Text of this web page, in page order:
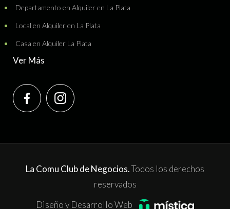
Departamento en Alquiler en La Plata
Local en Alquiler en La Plata
Casa en Alquiler La Plata
Ver Más
La Comu Club de Negocios.Todos los derechos
reservados
Diseño y Desarrollo Web